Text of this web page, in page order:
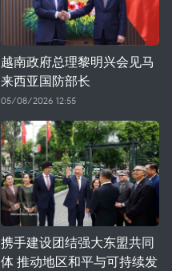
越南政府总理黎明兴会见马
来西亚国防部长
05/08/2026 12:55
携手建设团结强大东盟共同
体 推动地区和平与可持续发